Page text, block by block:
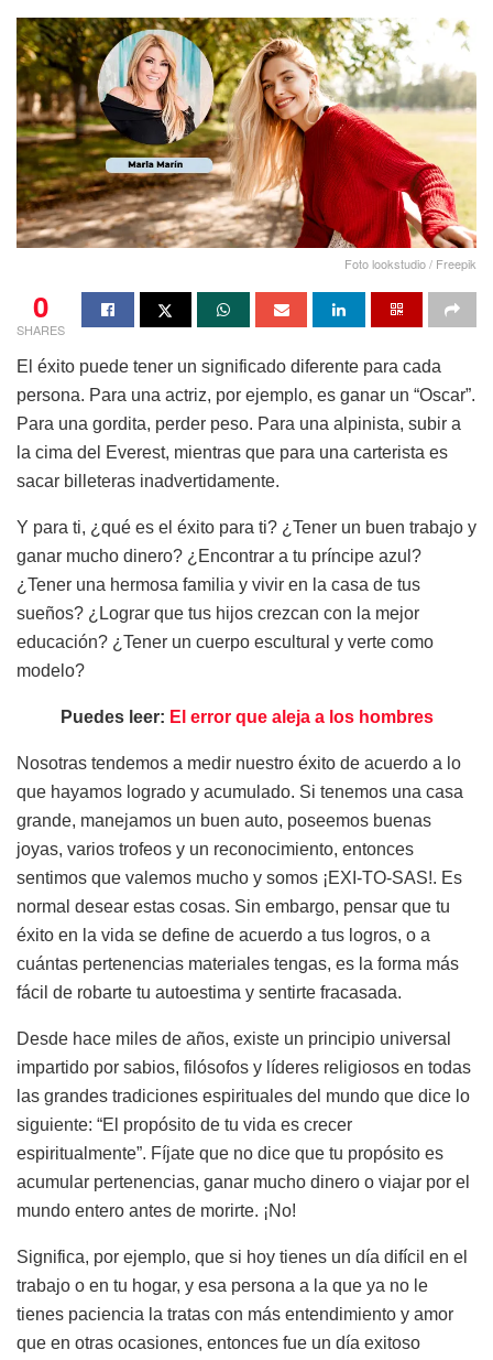
Foto lookstudio / Freepik
0
SHARES
El éxito puede tener un significado diferente para cada
persona. Para una actriz, por ejemplo, es ganar un “Oscar”.
Para una gordita, perder peso. Para una alpinista, subir a
la cima del Everest, mientras que para una carterista es
sacar billeteras inadvertidamente.
Y para ti, ¿qué es el éxito para ti? ¿Tener un buen trabajo y
ganar mucho dinero? ¿Encontrar a tu príncipe azul?
¿Tener una hermosa familia y vivir en la casa de tus
sueños? ¿Lograr que tus hijos crezcan con la mejor
educación? ¿Tener un cuerpo escultural y verte como
modelo?
Puedes leer: El error que aleja a los hombres
Nosotras tendemos a medir nuestro éxito de acuerdo a lo
que hayamos logrado y acumulado. Si tenemos una casa
grande, manejamos un buen auto, poseemos buenas
joyas, varios trofeos y un reconocimiento, entonces
sentimos que valemos mucho y somos ¡EXI-TO-SAS!. Es
normal desear estas cosas. Sin embargo, pensar que tu
éxito en la vida se define de acuerdo a tus logros, o a
cuántas pertenencias materiales tengas, es la forma más
fácil de robarte tu autoestima y sentirte fracasada.
Desde hace miles de años, existe un principio universal
impartido por sabios, filósofos y líderes religiosos en todas
las grandes tradiciones espirituales del mundo que dice lo
siguiente: “El propósito de tu vida es crecer
espiritualmente”. Fíjate que no dice que tu propósito es
acumular pertenencias, ganar mucho dinero o viajar por el
mundo entero antes de morirte. ¡No!
Significa, por ejemplo, que si hoy tienes un día difícil en el
trabajo o en tu hogar, y esa persona a la que ya no le
tienes paciencia la tratas con más entendimiento y amor
que en otras ocasiones, entonces fue un día exitoso